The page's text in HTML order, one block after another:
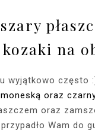
MY 34TH
MORE ME
RÓŻOWY
SZARA
PRAGNĘ SIĘ Z
ZŁ DO
NIEZNANE
DLACZEGO
WIZYTA W
PRACOWNI
na
wyjątkowo często
oraz
oraz
Wam do